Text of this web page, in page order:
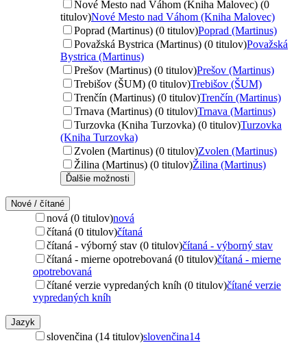
Nové Mesto nad Váhom (Kniha Malovec) (0
titulov)Nové Mesto nad Váhom (Kniha Malovec)
Poprad (Martinus) (0 titulov)Poprad (Martinus)
Považská Bystrica (Martinus) (0 titulov)Považská
Bystrica (Martinus)
Prešov (Martinus) (0 titulov)Prešov (Martinus)
Trebišov (ŠUM) (0 titulov)Trebišov (ŠUM)
Trenčín (Martinus) (0 titulov)Trenčín (Martinus)
Trnava (Martinus) (0 titulov)Trnava (Martinus)
Turzovka (Kniha Turzovka) (0 titulov)Turzovka
(Kniha Turzovka)
Zvolen (Martinus) (0 titulov)Zvolen (Martinus)
Žilina (Martinus) (0 titulov)Žilina (Martinus)
Ďalšie možnosti
Nové / čítané
nová (0 titulov)nová
čítaná (0 titulov)čítaná
čítaná - výborný stav (0 titulov)čítaná - výborný stav
čítaná - mierne opotrebovaná (0 titulov)čítaná - mierne
opotrebovaná
čítané verzie vypredaných kníh (0 titulov)čítané verzie
vypredaných kníh
Jazyk
slovenčina (14 titulov)slovenčina14